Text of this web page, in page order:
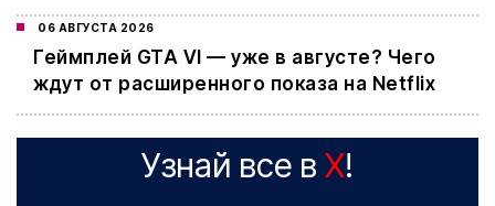
06 АВГУСТА 2026
Геймплей GTA VI — уже в августе? Чего
ждут от расширенного показа на Netflix
Узнай все в X!